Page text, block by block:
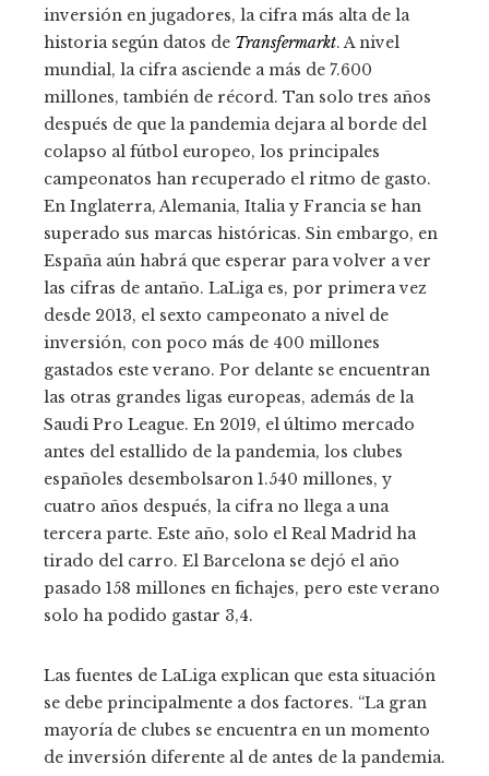
inversión en jugadores, la cifra más alta de la
historia según datos de Transfermarkt. A nivel
mundial, la cifra asciende a más de 7.600
millones, también de récord. Tan solo tres años
después de que la pandemia dejara al borde del
colapso al fútbol europeo, los principales
campeonatos han recuperado el ritmo de gasto.
En Inglaterra, Alemania, Italia y Francia se han
superado sus marcas históricas. Sin embargo, en
España aún habrá que esperar para volver a ver
las cifras de antaño. LaLiga es, por primera vez
desde 2013, el sexto campeonato a nivel de
inversión, con poco más de 400 millones
gastados este verano. Por delante se encuentran
las otras grandes ligas europeas, además de la
Saudi Pro League. En 2019, el último mercado
antes del estallido de la pandemia, los clubes
españoles desembolsaron 1.540 millones, y
cuatro años después, la cifra no llega a una
tercera parte. Este año, solo el Real Madrid ha
tirado del carro. El Barcelona se dejó el año
pasado 158 millones en fichajes, pero este verano
solo ha podido gastar 3,4.
Las fuentes de LaLiga explican que esta situación
se debe principalmente a dos factores. “La gran
mayoría de clubes se encuentra en un momento
de inversión diferente al de antes de la pandemia.